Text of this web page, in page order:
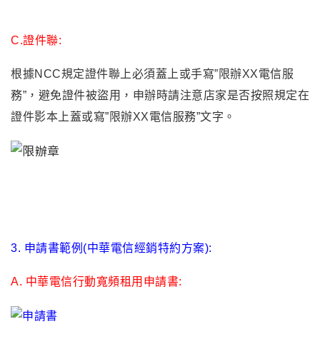
C.證件聯:
根據NCC規定證件聯上必須蓋上或手寫”限辦XX電信服
務” ， 避免證件被盜用 ， 申辦時請注意店家是否按照規定在
證件影本上蓋或寫”限辦XX電信服務”文字 。
3. 申請書範例(中華電信經銷特約方案):
A. 中華電信行動寬頻租用申請書: